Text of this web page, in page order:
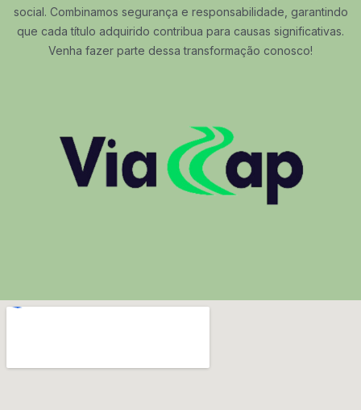
social. Combinamos segurança e responsabilidade, garantindo
que cada título adquirido contribua para causas significativas.
Venha fazer parte dessa transformação conosco!